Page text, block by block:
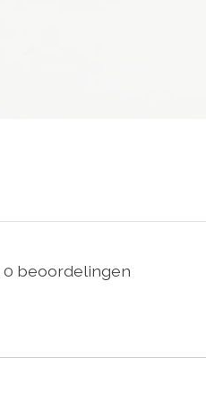
0 beoordelingen